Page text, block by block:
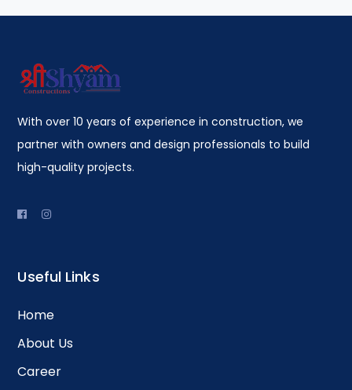
With over 10 years of experience in construction, we
partner with owners and design professionals to build
high-quality projects.
Useful Links
Home
About Us
Career